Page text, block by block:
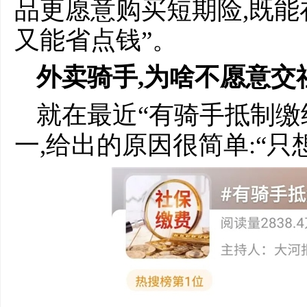
品更愿意购买短期险,既
又能省点钱”。
外卖骑手,为啥不愿意交
就在最近“有骑手抵制
一,给出的原因很简单:“只